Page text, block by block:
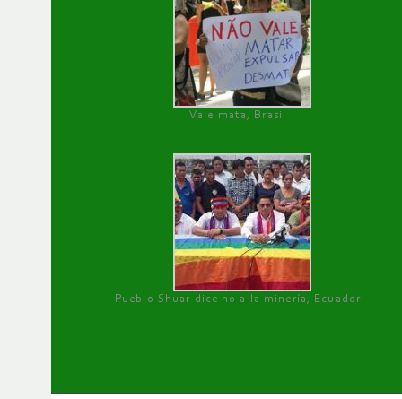
Vale mata, Brasil
Pueblo Shuar dice no a la minería, Ecuador